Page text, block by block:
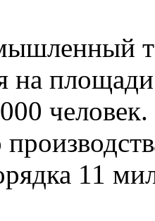
на
11